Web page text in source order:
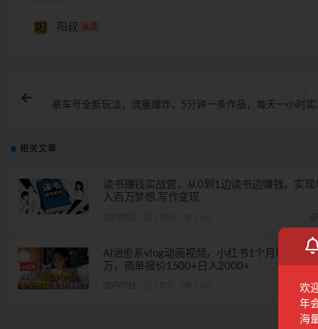
阳叔 会员
豪车号全新玩法，流量爆炸，5分钟一条作品，每天一小时实
相关文章
读书赚钱实战营，从0到1边读书边赚钱，实现
入百万梦想,写作变现
AI治愈系vlog动画视频，小红书1个月轻松涨粉
万，商单报价1500+日入2000+
欢
年
海